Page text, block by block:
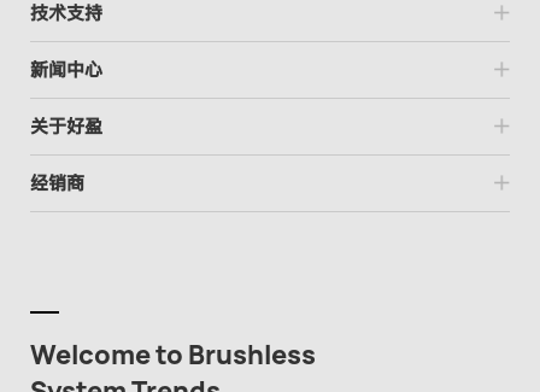
技术支持
新闻中心
关于好盈
经销商
Welcome to Brushless